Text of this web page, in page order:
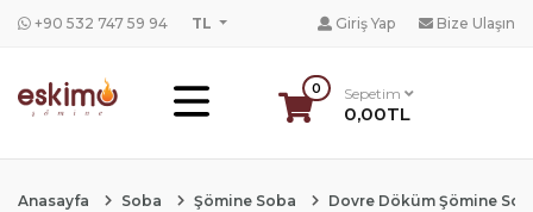
+90 532 747 59 94 TL Giriş Yap Bize Ulaşın
0 Sepetim
0,00TL
Anasayfa Soba Şömine Soba Dovre Döküm Şömine